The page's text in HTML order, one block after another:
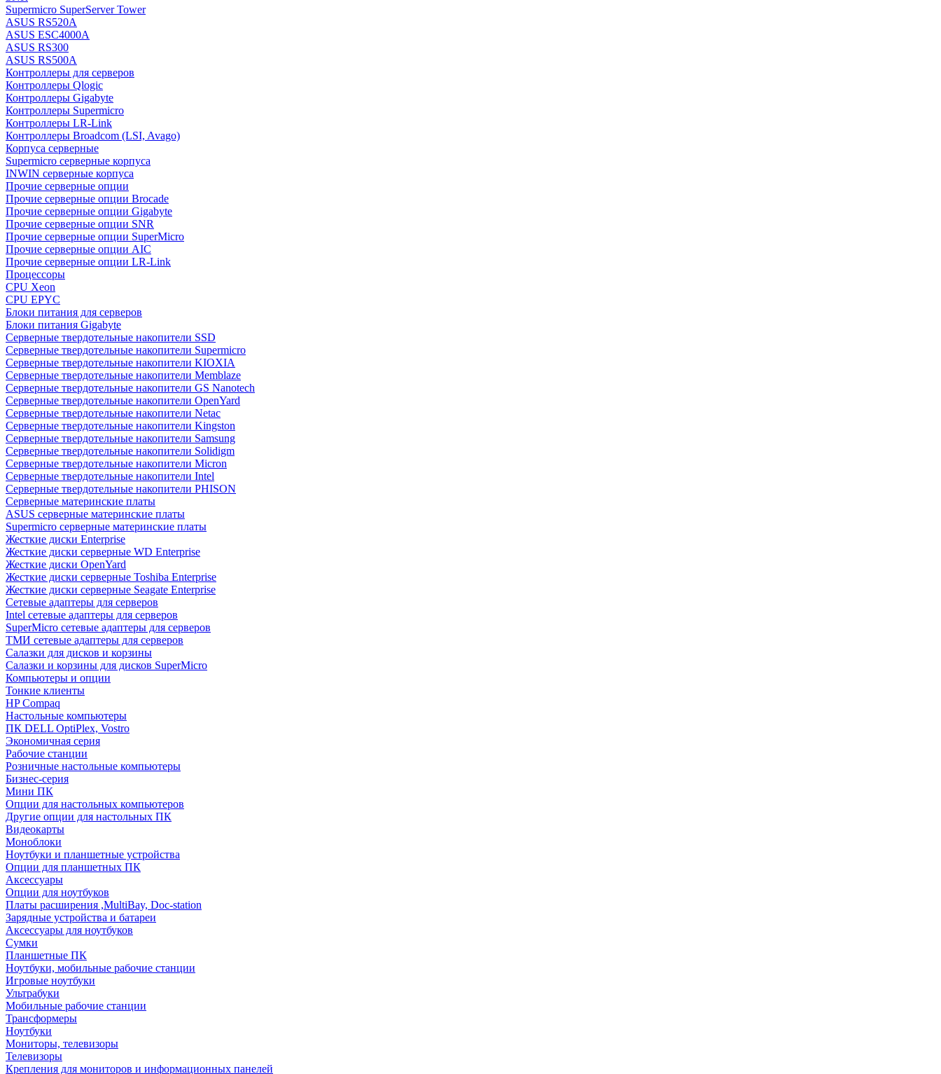
Supermicro SuperServer Tower
ASUS RS520A
ASUS ESC4000A
ASUS RS300
ASUS RS500A
Контроллеры для серверов
Контроллеры Qlogic
Контроллеры Gigabyte
Контроллеры Supermicro
Контроллеры LR-Link
Контроллеры Broadcom (LSI, Avago)
Корпуса серверные
Supermicro серверные корпуса
INWIN серверные корпуса
Прочие серверные опции
Прочие серверные опции Brocade
Прочие серверные опции Gigabyte
Прочие серверные опции SNR
Прочие серверные опции SuperMicro
Прочие серверные опции AIC
Прочие серверные опции LR-Link
Процессоры
CPU Xeon
CPU EPYC
Блоки питания для серверов
Блоки питания Gigabyte
Серверные твердотельные накопители SSD
Cерверные твердотельные накопители Supermicro
Cерверные твердотельные накопители KIOXIA
Cерверные твердотельные накопители Memblaze
Cерверные твердотельные накопители GS Nanotech
Серверные твердотельные накопители OpenYard
Серверные твердотельные накопители Netac
Cерверные твердотельные накопители Kingston
Cерверные твердотельные накопители Samsung
Cерверные твердотельные накопители Solidigm
Cерверные твердотельные накопители Micron
Cерверные твердотельные накопители Intel
Cерверные твердотельные накопители PHISON
Серверные материнские платы
ASUS серверные материнские платы
Supermicro серверные материнские платы
Жесткие диски Enterprise
Жесткие диски серверные WD Enterprise
Жесткие диски OpenYard
Жесткие диски серверные Toshiba Enterprise
Жесткие диски серверные Seagate Enterprise
Сетевые адаптеры для серверов
Intel сетевые адаптеры для серверов
SuperMicro сетевые адаптеры для серверов
ТМИ сетевые адаптеры для серверов
Салазки для дисков и корзины
Салазки и корзины для дисков SuperMicro
Компьютеры и опции
Тонкие клиенты
HP Compaq
Настольные компьютеры
ПК DELL OptiPlex, Vostro
Экономичная серия
Рабочие станции
Розничные настольные компьютеры
Бизнес-серия
Мини ПК
Опции для настольных компьютеров
Другие опции для настольных ПК
Видеокарты
Моноблоки
Ноутбуки и планшетные устройства
Опции для планшетных ПК
Аксессуары
Опции для ноутбуков
Платы расширения ,MultiBay, Doc-station
Зарядные устройства и батареи
Аксессуары для ноутбуков
Сумки
Планшетные ПК
Ноутбуки, мобильные рабочие станции
Игровые ноутбуки
Ультрабуки
Мобильные рабочие станции
Трансформеры
Ноутбуки
Мониторы, телевизоры
Телевизоры
Крепления для мониторов и информационных панелей